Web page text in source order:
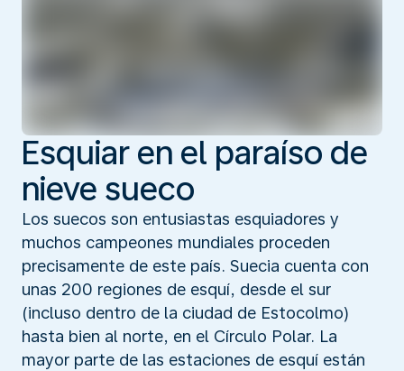
Esquiar en el paraíso de
nieve sueco
Los suecos son entusiastas esquiadores y
muchos campeones mundiales proceden
precisamente de este país. Suecia cuenta con
unas 200 regiones de esquí, desde el sur
(incluso dentro de la ciudad de Estocolmo)
hasta bien al norte, en el Círculo Polar. La
mayor parte de las estaciones de esquí están